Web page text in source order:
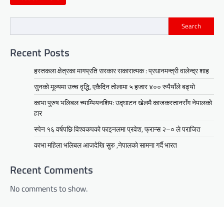
Search
Recent Posts
हस्तकला क्षेत्रका मागप्रति सरकार सकारात्मक : प्रधानमन्त्री वालेन्द्र शाह
सुनको मूल्यमा उच्च वृद्धि, एकैदिन तोलामा ५ हजार ४०० रुपैयाँले बढ्यो
काभा पुरुष भलिबल च्याम्पियनशिप: उद्घाटन खेलमै काजकस्तानसँग नेपालको
हार
स्पेन १६ वर्षपछि विश्वकपको फाइनलमा प्रवेश, फ्रान्स २–० ले पराजित
काभा महिला भलिबल आजदेखि सुरु ,नेपालकाे सामना गर्दै भारत
Recent Comments
No comments to show.